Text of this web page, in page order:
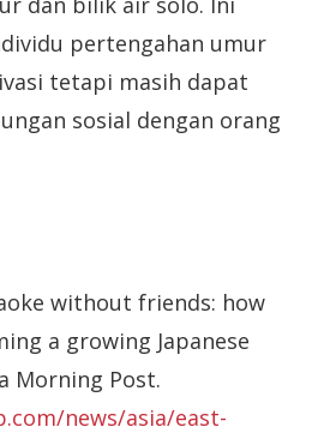
pertengahan umur
tetapi masih dapat
sosial dengan orang
without friends: how
a growing Japanese
Morning Post.
news/asia/east-